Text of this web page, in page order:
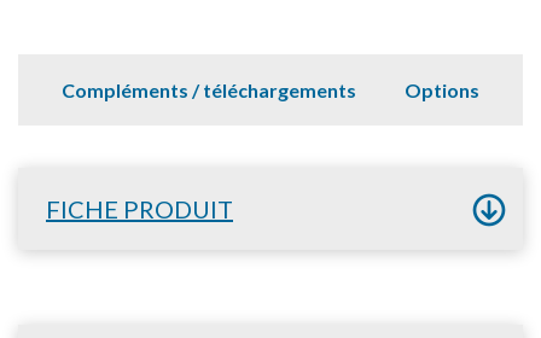
Compléments / téléchargements Options
FICHE PRODUIT